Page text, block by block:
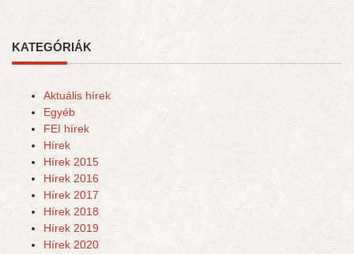
KATEGÓRIÁK
Aktuális hírek
Egyéb
FEI hírek
Hírek
Hírek 2015
Hírek 2016
Hírek 2017
Hírek 2018
Hírek 2019
Hírek 2020